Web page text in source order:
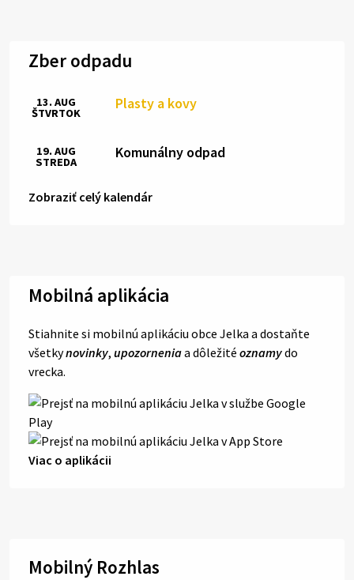
Zber odpadu
Plasty a kovy
13. AUG
ŠTVRTOK
Komunálny odpad
19. AUG
STREDA
Zobraziť celý kalendár
Mobilná aplikácia
Stiahnite si mobilnú aplikáciu obce Jelka a dostaňte
všetkynovinky, upozorneniaa dôležité oznamydo
vrecka.
Viac o aplikácii
Mobilný Rozhlas